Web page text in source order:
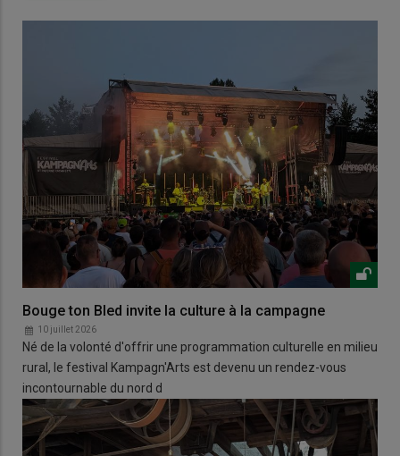
Bouge ton Bled invite la culture à la campagne
10 juillet 2026
Né de la volonté d'offrir une programmation culturelle en milieu
rural, le festival Kampagn'Arts est devenu un rendez-vous
incontournable du nord d